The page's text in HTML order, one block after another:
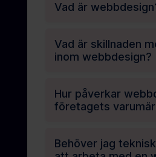
Vad är
Vad är skillnaden
inom webbdesign?
Hur påverkar
företagets
Behöver jag